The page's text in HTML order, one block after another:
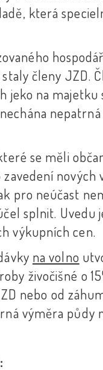
která
členy JZD.
jeko na majetku
se měli
nových
pro neúčast
splnit. Uvedu
výkupních cen.
na volno
živočišné o
nebo od
výměra půdy